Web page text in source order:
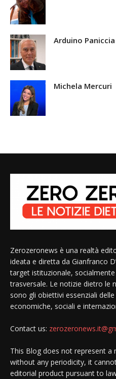
Arduino Paniccia
Michela Mercuri
Zerozeronews è una realtà
ideata e diretta da Gianfranco
target istituzionale,
trasversale. Le notizie dietro le
sono gli obiettivi essenziali
economiche, sociali e
Contact us:
This Blog does not represent a
without any periodicity, it
editorial product pursuant to